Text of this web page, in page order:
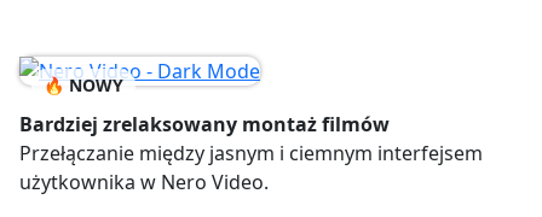
🔥 NOWY
Bardziej zrelaksowany montaż filmów
Przełączanie między jasnym i ciemnym interfejsem
użytkownika w Nero Video.